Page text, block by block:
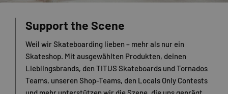
Support the Scene
Weil wir Skateboarding lieben – mehr als nur ein
Skateshop. Mit ausgewählten Produkten, deinen
Lieblingsbrands, den TITUS Skateboards und Tornados
Teams, unseren Shop-Teams, den Locals Only Contests